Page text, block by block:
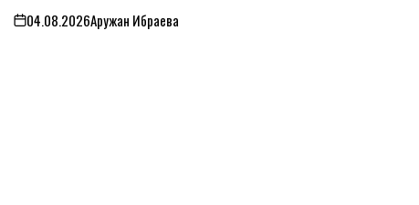
on04.08.2026Аружан Ибраева